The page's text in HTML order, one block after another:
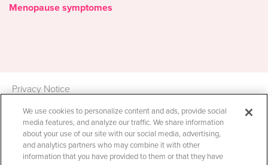
Menopause symptomes
Privacy Notice
Cookie Statement
Cookie List
​Conditions générales​
*Nicholas Hall, global OTC
database DB6, ventes en €mn,
MAT Q4 2019
We use cookies to personalize content and ads, provide social
media features, and analyze our traffic. We share information
about your use of our site with our social media, advertising,
and analytics partners who may combine it with other
information that you have provided to them or that they have